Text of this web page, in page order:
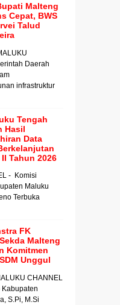
Malteng
Cepat, BWS
Talud
Daerah
infrastruktur
Tengah
Hasil
Data
Tahun 2026
- Komisi
Maluku
Terbuka
FK
Malteng
Komitmen
Unggul
CHANNEL
S.Pi, M.Si